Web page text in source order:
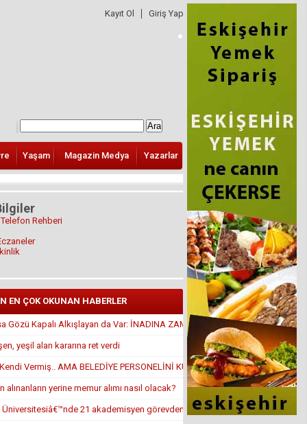
Kayıt Ol Giriş Yap
Yaşam Magazin Medya Yazarlar
Rehberi
EN ÇOK OKUNAN HABERLER
Gözü Kapalı Alkışlayan da Var: İNADINA ZAM YAPTI
yeşil alan kararına ret verdi
Kendi Vermiş.. AMA BELEDİYE PERSONELİNİ KULLANMIŞ
alınanların yerine memur alımı nasıl olacak?
21 akademisyen görevden alındı